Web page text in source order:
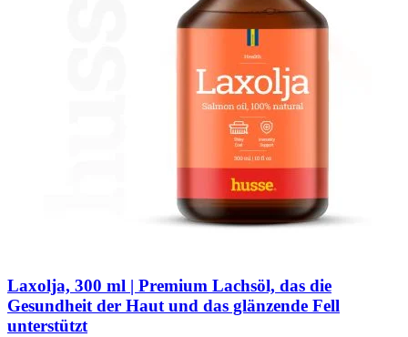
Laxolja, 300 ml | Premium Lachsöl, das die
Gesundheit der Haut und das glänzende Fell
unterstützt